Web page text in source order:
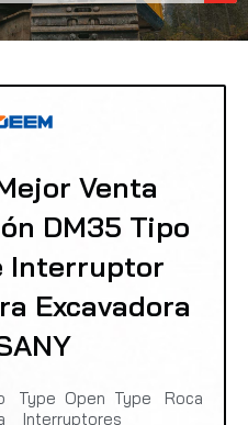
Venta
DM35 Tipo
Interruptor
Excavadora
Type Open Type Roca
Interruptores